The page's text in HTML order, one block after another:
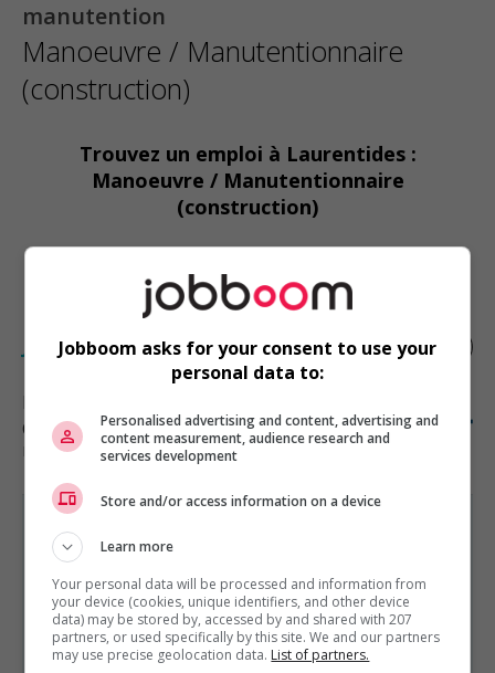
manutention
Manoeuvre / Manutentionnaire
(construction)
Trouvez un emploi à Laurentides :
Manoeuvre / Manutentionnaire
(construction)
Journalier/assembleur
Construction, production et
manutention
CONSTRUCTION, PRODUCTION ET MANUTENTION
EST PRÉSENTÉ PAR
La Garantie de construction résidentielle (GCR)
Montréal, Québec
Jobboom asks for your consent to use your
personal data to:
Personalised advertising and content, advertising and
content measurement, audience research and
services development
Store and/or access information on a device
Learn more
Your personal data will be processed and information from
your device (cookies, unique identifiers, and other device
data) may be stored by, accessed by and shared with 207
partners, or used specifically by this site. We and our partners
may use precise geolocation data. List of partners.